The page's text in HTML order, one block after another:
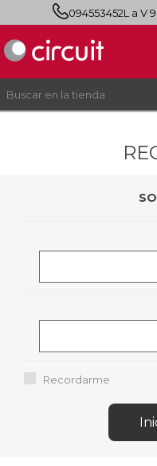
094553452L a V
Recordarme